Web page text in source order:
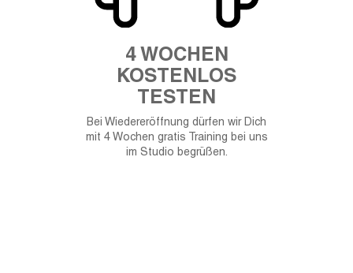
4 WOCHEN
KOSTENLOS
TESTEN
Bei Wiedereröffnung dürfen wir Dich
mit 4 Wochen gratis Training bei uns
im Studio begrüßen.